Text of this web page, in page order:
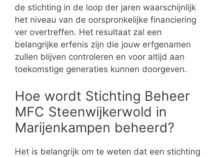
de stichting in de loop der jaren waarschijnlijk
het niveau van de oorspronkelijke financiering
ver overtreffen. Het resultaat zal een
belangrijke erfenis zijn die jouw erfgenamen
zullen blijven controleren en voor altijd aan
toekomstige generaties kunnen doorgeven.
Hoe wordt Stichting Beheer
MFC Steenwijkerwold in
Marijenkampen beheerd?
Het is belangrijk om te weten dat een stichting